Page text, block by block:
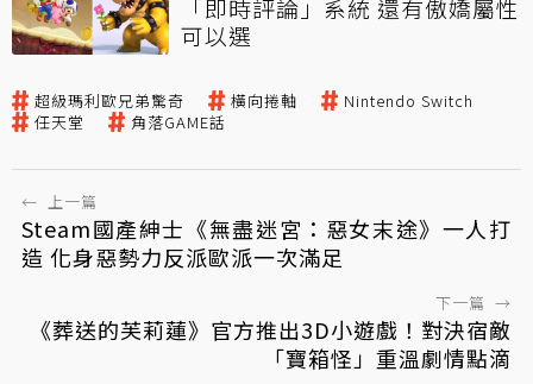
「即時評論」系統 還有傲嬌屬性
可以選
超級瑪利歐兄弟驚奇 橫向捲軸
Nintendo Switch
任天堂
角落GAME話
← 上一篇
Steam國產紳士《無盡迷宮：惡女末途》一人打
造 化身惡勢力反派歐派一次滿足
下一篇 →
《葬送的芙莉蓮》官方推出3D小遊戲！對決宿敵
「寶箱怪」重溫劇情點滴